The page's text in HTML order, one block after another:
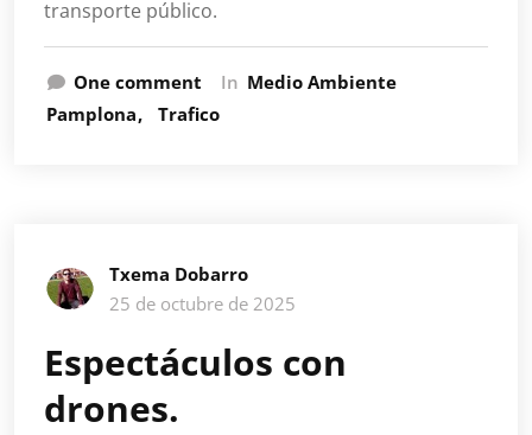
transporte público.
One comment In Medio Ambiente
Pamplona
Trafico
Txema Dobarro
25 de octubre de 2025
Espectáculos con
drones.